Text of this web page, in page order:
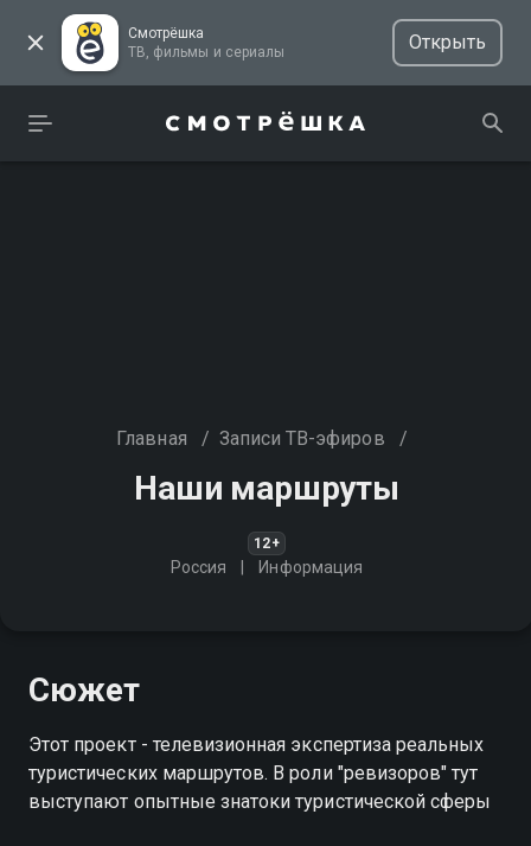
Смотрёшка
ТВ, фильмы и сериалы
Открыть
Главная / Записи ТВ-эфиров /
Наши маршруты
12+
Россия Информация
Сюжет
Этот проект - телевизионная экспертиза реальных
туристических маршрутов. В роли "ревизоров" тут
выступают опытные знатоки туристической сферы